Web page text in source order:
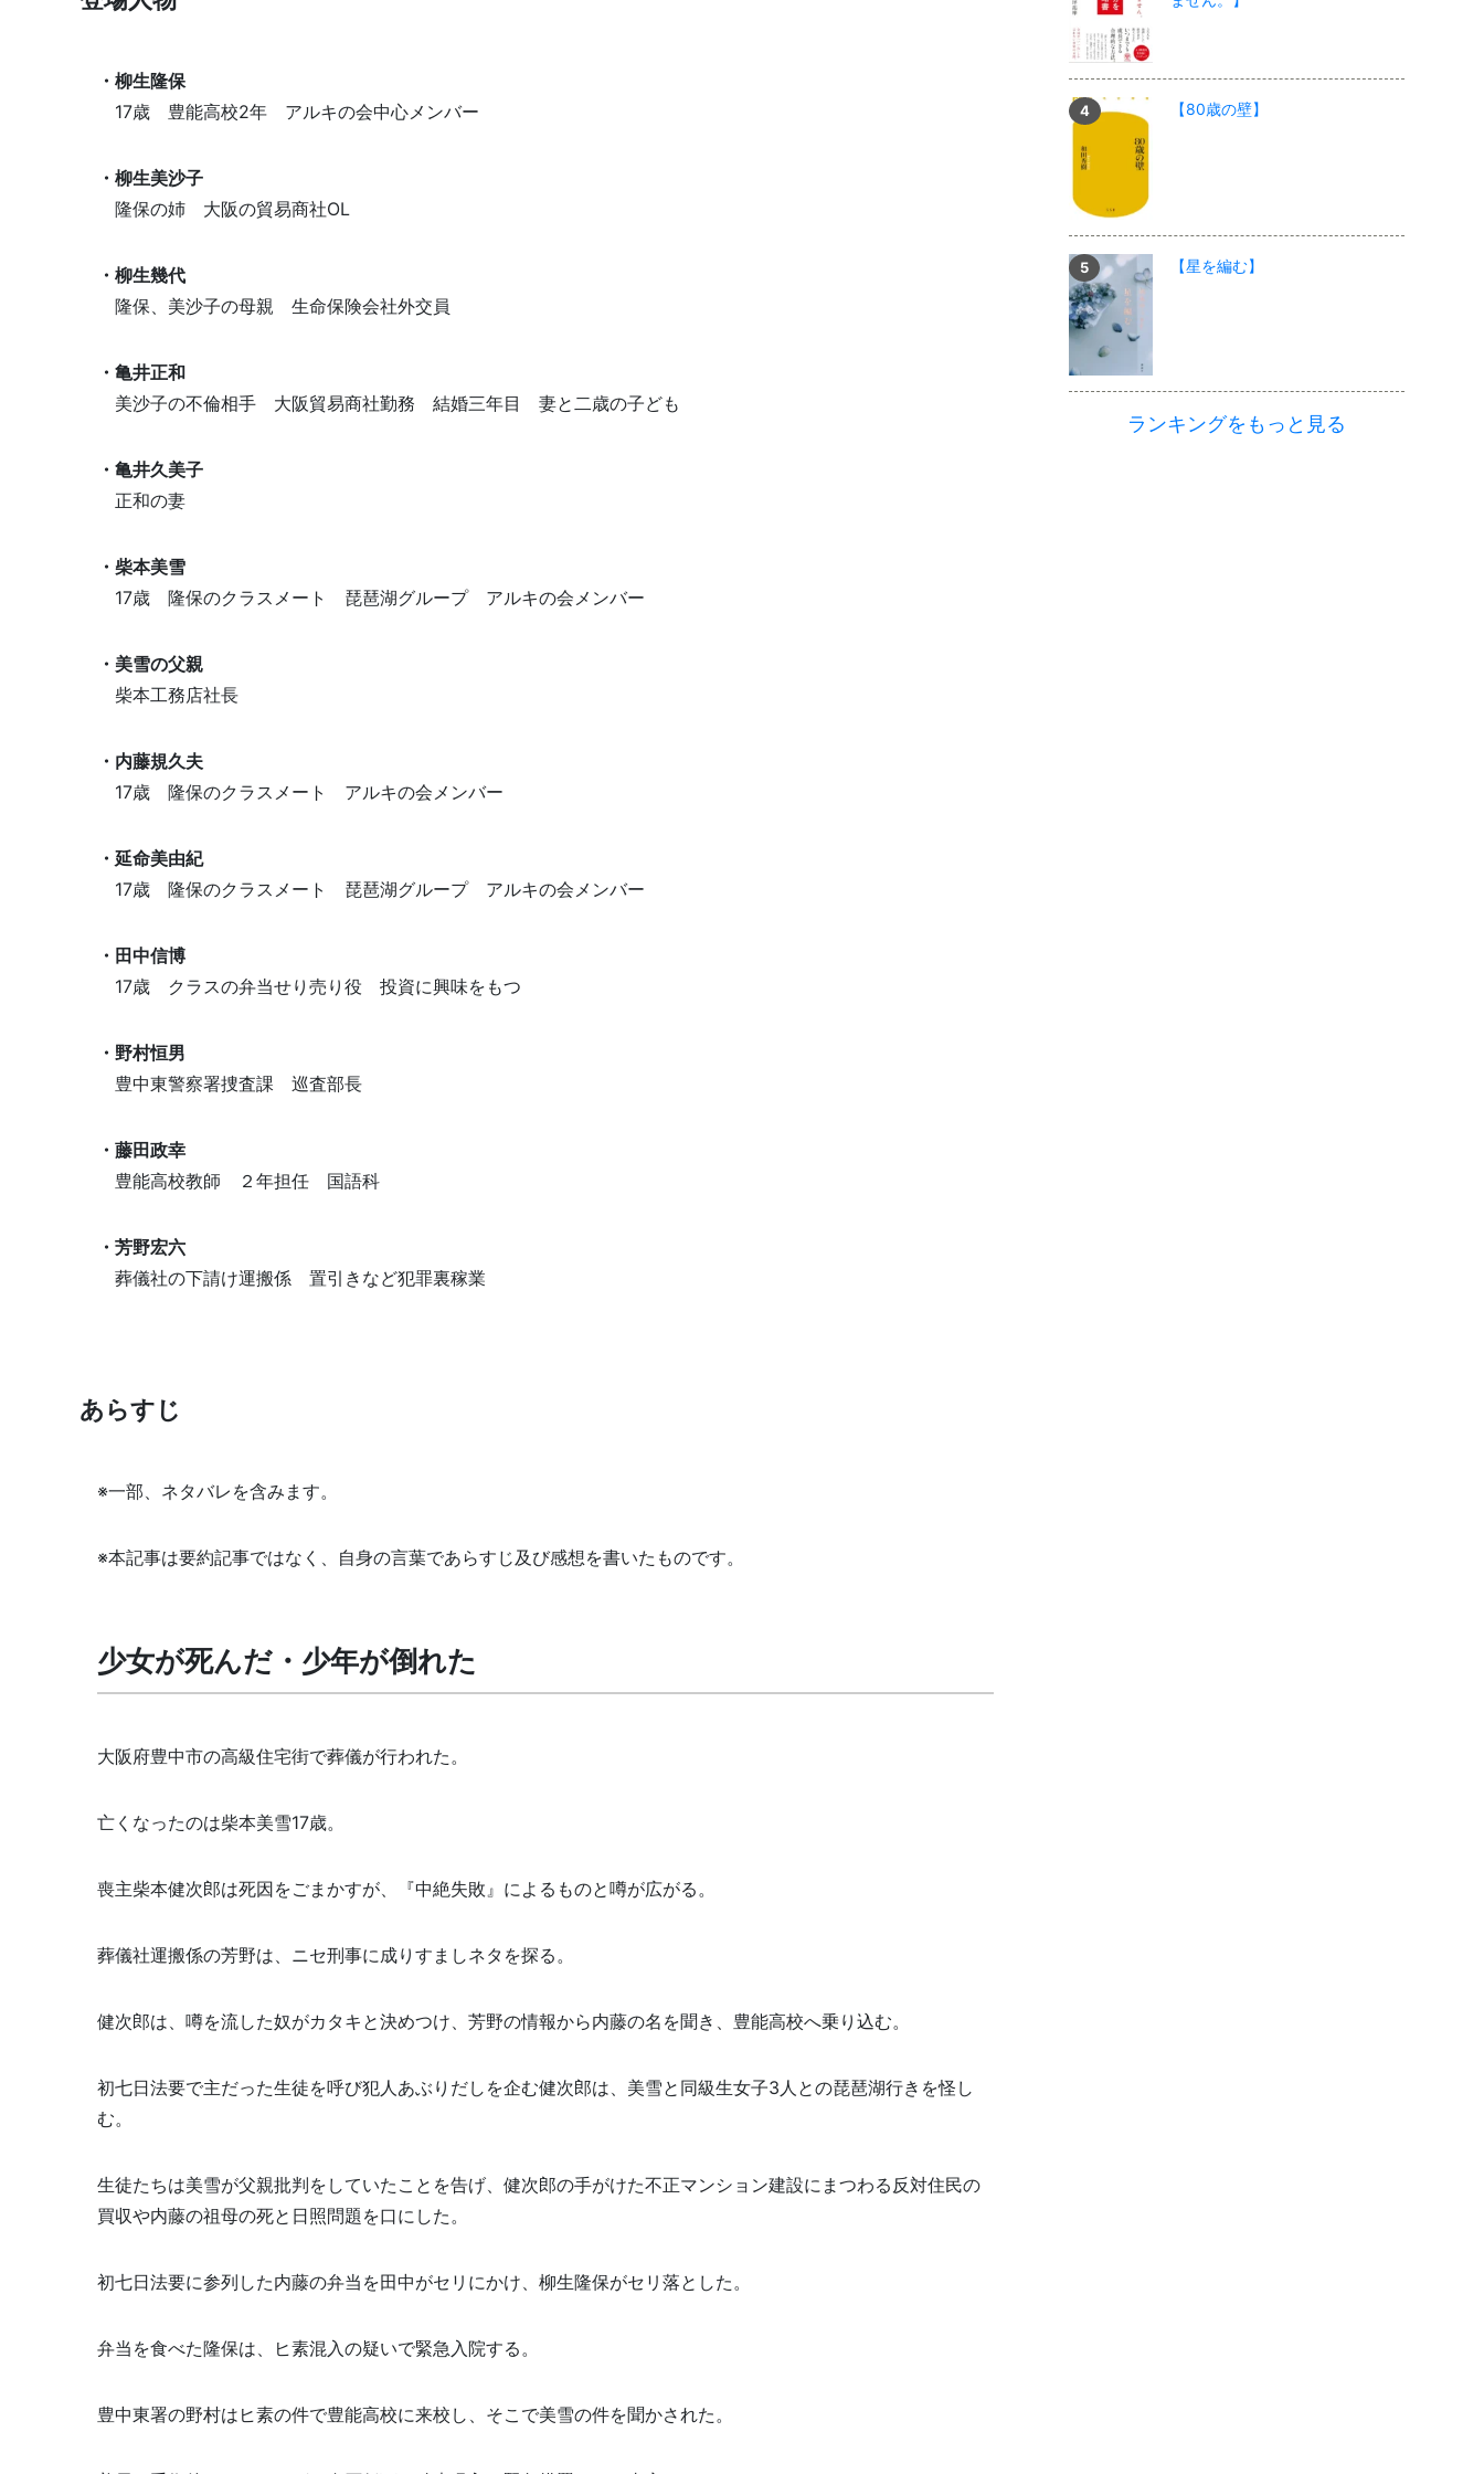
・柳生隆保
17歳 豊能高校2年 アルキの会中心メンバー
・柳生美沙子
隆保の姉 大阪の貿易商社OL
・柳生幾代
隆保、美沙子の母親 生命保険会社外交員
・亀井正和
美沙子の不倫相手 大阪貿易商社勤務 結婚三年目 妻と二歳の子ども
・亀井久美子
正和の妻
・柴本美雪
17歳 隆保のクラスメート 琵琶湖グループ アルキの会メンバー
・美雪の父親
柴本工務店社長
・内藤規久夫
17歳 隆保のクラスメート アルキの会メンバー
・延命美由紀
17歳 隆保のクラスメート 琵琶湖グループ アルキの会メンバー
・田中信博
17歳 クラスの弁当せり売り役 投資に興味をもつ
・野村恒男
豊中東警察署捜査課 巡査部長
・藤田政幸
豊能高校教師 ２年担任 国語科
・芳野宏六
葬儀社の下請け運搬係 置引きなど犯罪裏稼業
あらすじ
※一部、ネタバレを含みます。
※本記事は要約記事ではなく、自身の言葉であらすじ及び感想を書いたものです。
少女が死んだ・少年が倒れた
大阪府豊中市の高級住宅街で葬儀が行われた。
亡くなったのは柴本美雪17歳。
喪主柴本健次郎は死因をごまかすが、『中絶失敗』によるものと噂が広がる。
葬儀社運搬係の芳野は、ニセ刑事に成りすましネタを探る。
健次郎は、噂を流した奴がカタキと決めつけ、芳野の情報から内藤の名を聞き、豊能高校へ乗り込む。
初七日法要で主だった生徒を呼び犯人あぶりだしを企む健次郎は、美雪と同級生女子3人との琵琶湖行きを怪し
む。
生徒たちは美雪が父親批判をしていたことを告げ、健次郎の手がけた不正マンション建設にまつわる反対住民の
買収や内藤の祖母の死と日照問題を口にした。
初七日法要に参列した内藤の弁当を田中がセリにかけ、柳生隆保がセリ落とした。
弁当を食べた隆保は、ヒ素混入の疑いで緊急入院する。
豊中東署の野村はヒ素の件で豊能高校に来校し、そこで美雪の件を聞かされた。
【80歳の壁】
【星を編む】
ランキングをもっと見る